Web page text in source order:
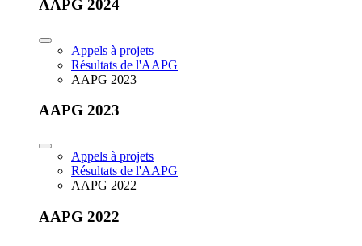
AAPG 2024
Appels à projets
Résultats de l'AAPG
AAPG 2023
AAPG 2023
Appels à projets
Résultats de l'AAPG
AAPG 2022
AAPG 2022